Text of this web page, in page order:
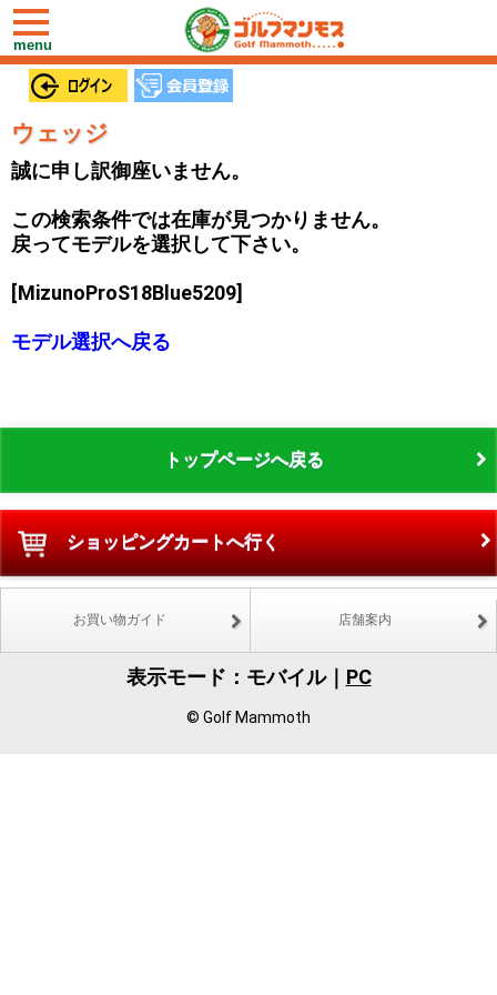
toggle
navigation
menu
ウェッジ
誠に申し訳御座いません。
この検索条件では在庫が見つかりません。
戻ってモデルを選択して下さい。
[MizunoProS18Blue5209]
モデル選択へ戻る
トップページへ戻る
ショッピングカートへ行く
お買い物ガイド 店舗案内
表示モード：モバイル｜ PC
© Golf Mammoth